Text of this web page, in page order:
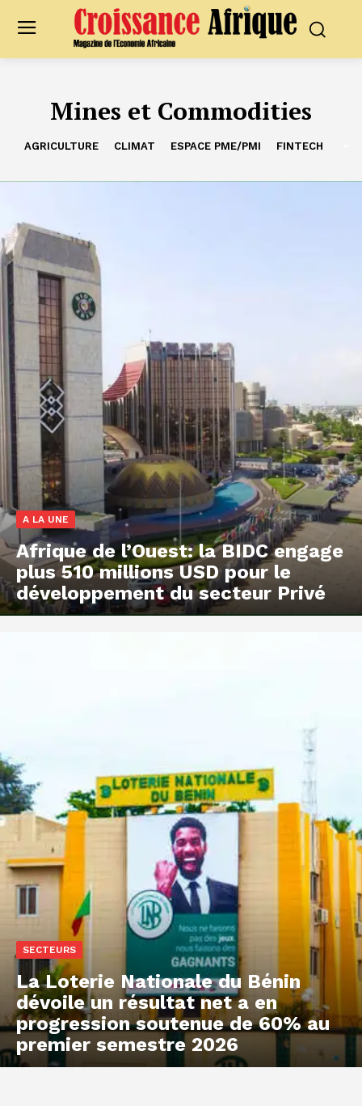
Mines et Commodities
AGRICULTURE CLIMAT ESPACE PME/PMI FINTECH
A LA UNE
Afrique de l’Ouest: la BIDC engage
plus 510 millions USD pour le
développement du secteur Privé
SECTEURS
La Loterie Nationale du Bénin
dévoile un résultat net a en
progression soutenue de 60% au
premier semestre 2026